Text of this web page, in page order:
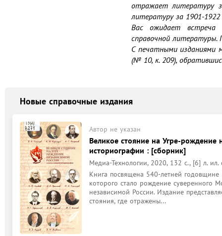
отражает литературу
литературу за 1901-1922
Вас ожидает встреча
справочной
С печатными изданиями
Новые справочные издания
Автор не указан
Великое стояние на Угре-рождение
историографии : [сборник]
Медиа-Технологии, 2020, 132 с., [6] л. ил.
Книга посвящена 540-летней годовщине
которого стало рождение суверенного
независимой России. Издание
стояния, где отражены...